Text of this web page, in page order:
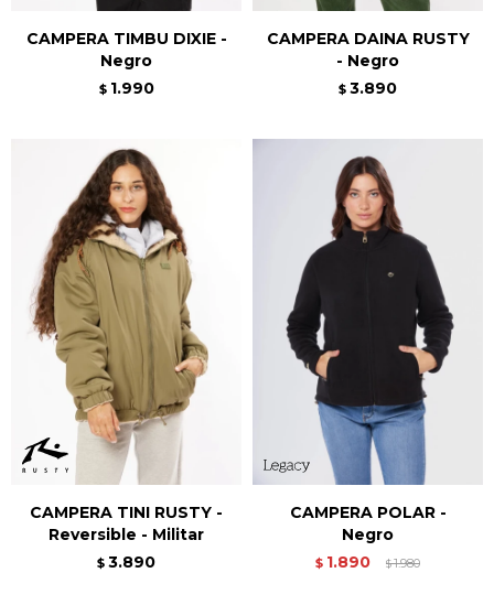
CAMPERA TIMBU DIXIE -
Negro
$ 1.990
CAMPERA DAINA RUSTY
- Negro
$ 3.890
CAMPERA TINI RUSTY -
Reversible - Militar
$ 3.890
CAMPERA POLAR -
Negro
$ 1.890 $1.980